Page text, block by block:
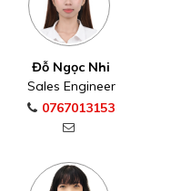
Đỗ Ngọc Nhi
Sales Engineer
0767013153